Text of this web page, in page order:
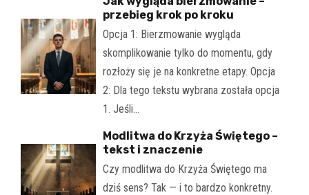
przebieg krok po kroku
Opcja 1: Bierzmowanie wygląda
skomplikowanie tylko do momentu, gdy
rozłoży się je na konkretne etapy. Opcja
2: Dla tego tekstu wybrana została opcja
1. Jeśli…
Modlitwa do Krzyża Świętego –
tekst i znaczenie
Czy modlitwa do Krzyża Świętego ma
dziś sens? Tak — i to bardzo konkretny.